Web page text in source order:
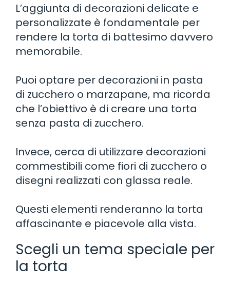
L’aggiunta di decorazioni delicate e
personalizzate è fondamentale per
rendere la torta di battesimo davvero
memorabile.
Puoi optare per decorazioni in pasta
di zucchero o marzapane, ma ricorda
che l’obiettivo è di creare una torta
senza pasta di zucchero.
Invece, cerca di utilizzare decorazioni
commestibili come fiori di zucchero o
disegni realizzati con glassa reale.
Questi elementi renderanno la torta
affascinante e piacevole alla vista.
Scegli un tema speciale per
la torta